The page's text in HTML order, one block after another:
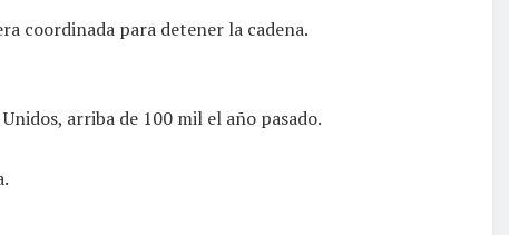
coordinada para detener la cadena.
arriba de 100 mil el año pasado.